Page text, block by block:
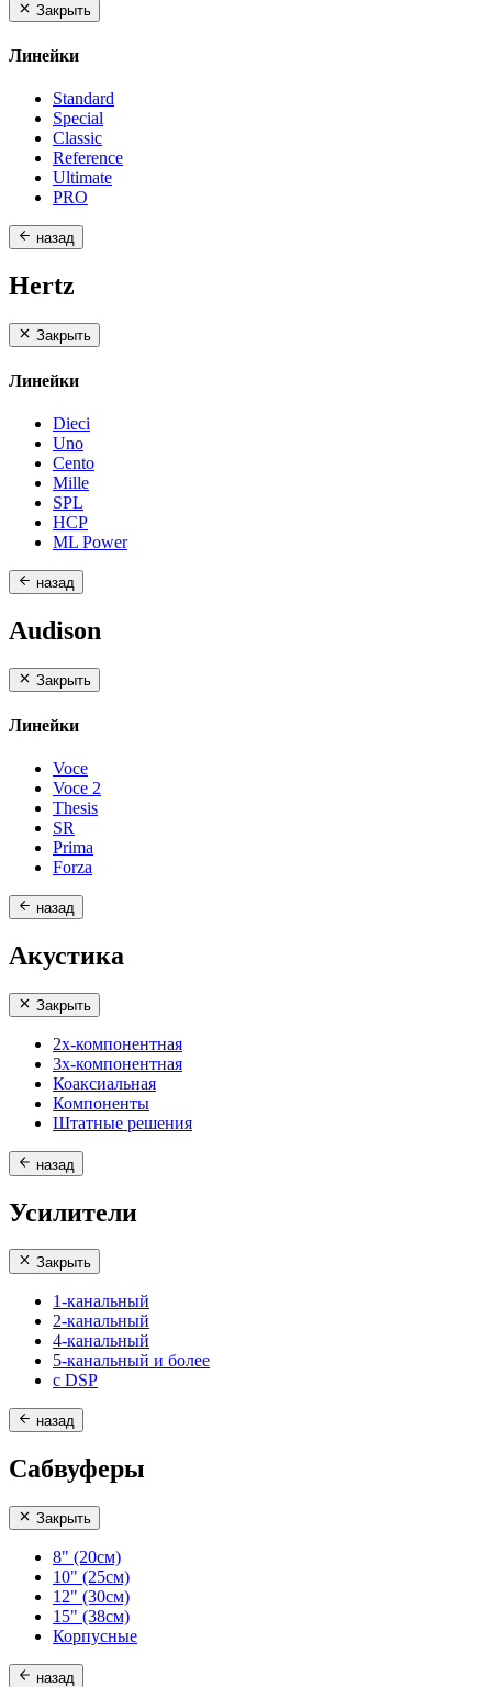
Закрыть
Линейки
Standard
Special
Classic
Reference
Ultimate
PRO
назад
Hertz
Закрыть
Линейки
Dieci
Uno
Cento
Mille
SPL
HCP
ML Power
назад
Audison
Закрыть
Линейки
Voce
Voce 2
Thesis
SR
Prima
Forza
назад
Акустика
Закрыть
2х-компонентная
3х-компонентная
Коаксиальная
Компоненты
Штатные решения
назад
Усилители
Закрыть
1-канальный
2-канальный
4-канальный
5-канальный и более
с DSP
назад
Сабвуферы
Закрыть
8" (20см)
10" (25см)
12" (30см)
15" (38см)
Корпусные
назад